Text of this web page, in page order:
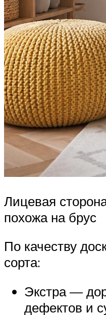
Лицевая
похожа на брус
По качеству
сорта:
Экстра —
дефектов и